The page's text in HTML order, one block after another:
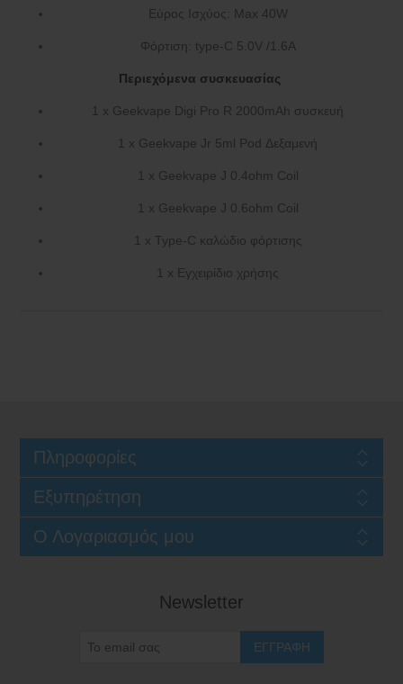
Εύρος Ισχύος: Max 40W
Φόρτιση: type-C 5.0V /1.6A
Περιεχόμενα συσκευασίας
1 x Geekvape Digi Pro R 2000mAh συσκευή
1 x Geekvape Jr 5ml Pod Δεξαμενή
1 x Geekvape J 0.4ohm Coil
1 x Geekvape J 0.6ohm Coil
1 x Type-C καλώδιο φόρτισης
1 x Εγχειρίδιο χρήσης
Πληροφορίες
Εξυπηρέτηση
Ο Λογαριασμός μου
Newsletter